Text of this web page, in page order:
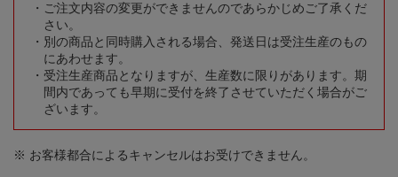
ご注文内容の変更ができませんのであらかじめご了承くだ
さい。
別の商品と同時購入される場合、発送日は受注生産のもの
にあわせます。
受注生産商品となりますが、生産数に限りがあります。期
間内であっても早期に受付を終了させていただく場合がご
ざいます。
※ お客様都合によるキャンセルはお受けできません。